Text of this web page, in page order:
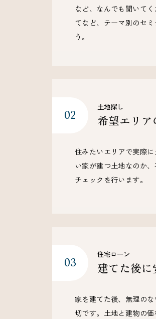
など、なんでも聞いて
てなど、テーマ別のセ
う。
土地探し
希望エリア
住みたいエリアで実際
い家が建つ土地なのか
チェックを行います。
住宅ローン
建てた後に
家を建てた後、無理の
切です。土地と建物の